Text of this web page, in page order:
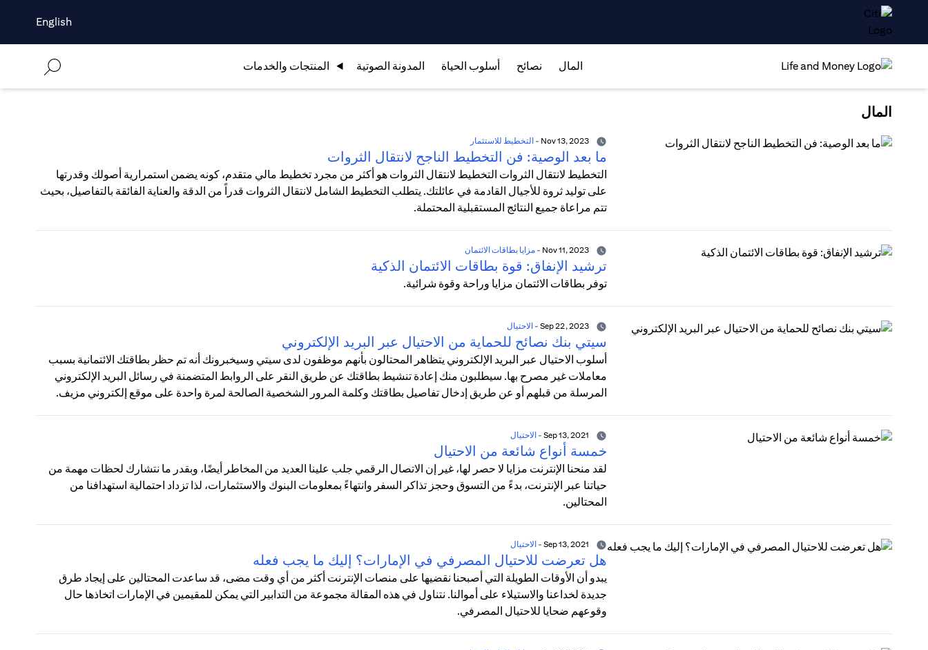
English
المال نصائح أسلوب الحياة المدونة الصوتية المنتجات والخدمات
المال
Nov 13, 2023
-التخطيط للاستثمار
ما بعد الوصية: فن التخطيط الناجح لانتقال الثروات
التخطيط لانتقال الثروات التخطيط لانتقال الثروات هو أكثر من مجرد تخطيط مالي متقدم، كونه يضمن استمرارية أصولك وقدرتها
على توليد ثروة للأجيال القادمة في عائلتك. يتطلب التخطيط الشامل لانتقال الثروات قدراً من الدقة والعناية الفائقة بالتفاصيل، بحيث
تتم مراعاة جميع النتائج المستقبلية المحتملة.
Nov 11, 2023
-مزايا بطاقات الائتمان
ترشيد الإنفاق: قوة بطاقات الائتمان الذكية
توفر بطاقات الائتمان مزايا وراحة وقوة شرائية.
Sep 22, 2023
-الاحتيال
سيتي بنك نصائح للحماية من الاحتيال عبر البريد الإلكتروني
أسلوب الاحتيال عبر البريد الإلكتروني يتظاهر المحتالون بأنهم موظفون لدى سيتي وسيخبرونك أنه تم حظر بطاقتك الائتمانية بسبب
معاملات غير مصرح بها. سيطلبون منك إعادة تنشيط بطاقتك عن طريق النقر على الروابط المتضمنة في رسائل البريد الإلكتروني
المرسلة من قبلهم أو عن طريق إدخال تفاصيل بطاقتك وكلمة المرور الشخصية الصالحة لمرة واحدة على موقع إلكتروني مزيف.
-الاحتيال
خمسة أنواع شائعة من الاحتيال
لقد منحنا الإنترنت مزايا لا حصر لها، غير إن الاتصال الرقمي جلب علينا العديد من المخاطر أيضًا، وبقدر ما نتشارك لحظات مهمة من
حياتنا عبر الإنترنت، بدءً من التسوق وحجز تذاكر السفر وانتهاءً بمعلومات البنوك والاستثمارات، لذا تزداد احتمالية استهدافنا من
المحتالين.
-الاحتيال
هل تعرضت للاحتيال المصرفي في الإمارات؟ إليك ما يجب فعله
يبدو أن الأوقات الطويلة التي أصبحنا نقضيها على منصات الإنترنت أكثر من أي وقت مضى، قد ساعدت المحتالين على إيجاد طرق
جديدة لخداعنا والاستيلاء على أموالنا. نتناول في هذه المقالة مجموعة من التدابير التي يمكن للمقيمين في الإمارات اتخاذها حال
وقوعهم ضحايا للاحتيال المصرفي.